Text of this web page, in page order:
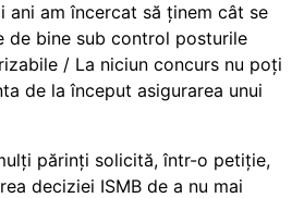
ani am încercat să ținem cât se
de bine sub control posturile
/ La niciun concurs nu poți
de la început asigurarea unui
părinți solicită, într-o petiție,
deciziei ISMB de a nu mai